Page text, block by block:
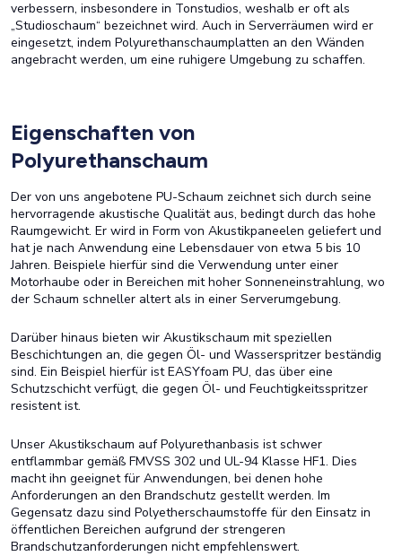
verbessern, insbesondere in Tonstudios, weshalb er oft als
„Studioschaum“ bezeichnet wird. Auch in Serverräumen wird er
eingesetzt, indem Polyurethanschaumplatten an den Wänden
angebracht werden, um eine ruhigere Umgebung zu schaffen.
Eigenschaften von
Polyurethanschaum
Der von uns angebotene PU-Schaum zeichnet sich durch seine
hervorragende akustische Qualität aus, bedingt durch das hohe
Raumgewicht. Er wird in Form von Akustikpaneelen geliefert und
hat je nach Anwendung eine Lebensdauer von etwa 5 bis 10
Jahren. Beispiele hierfür sind die Verwendung unter einer
Motorhaube oder in Bereichen mit hoher Sonneneinstrahlung, wo
der Schaum schneller altert als in einer Serverumgebung.
Darüber hinaus bieten wir Akustikschaum mit speziellen
Beschichtungen an, die gegen Öl- und Wasserspritzer beständig
sind. Ein Beispiel hierfür ist EASYfoam PU, das über eine
Schutzschicht verfügt, die gegen Öl- und Feuchtigkeitsspritzer
resistent ist.
Unser Akustikschaum auf Polyurethanbasis ist schwer
entflammbar gemäß FMVSS 302 und UL-94 Klasse HF1. Dies
macht ihn geeignet für Anwendungen, bei denen hohe
Anforderungen an den Brandschutz gestellt werden. Im
Gegensatz dazu sind Polyetherschaumstoffe für den Einsatz in
öffentlichen Bereichen aufgrund der strengeren
Brandschutzanforderungen nicht empfehlenswert.